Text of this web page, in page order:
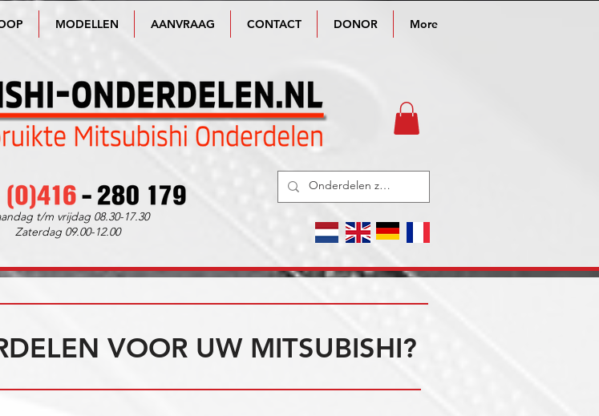
MODELLEN AANVRAAG CONTACT DONOR More
t/m vrijdag 08.30-17.30
Zaterdag 09.00-12.00
VOOR UW MITSUBISHI?